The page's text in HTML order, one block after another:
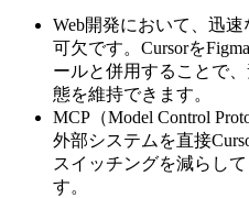
Web開発において、迅
可欠です。Cursorを
ールと併用することで
態を維持できます。
MCP（Model Control
外部システムを直接
スイッチングを減らし
す。